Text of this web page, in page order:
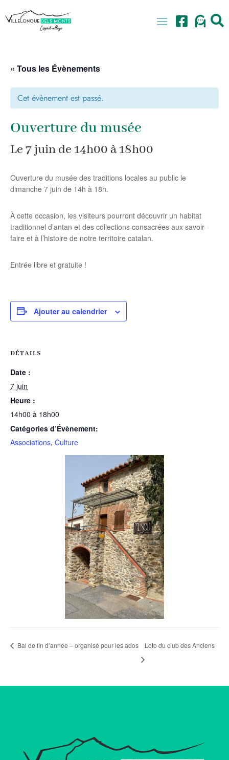
to
content
« Tous les Évènements
Cet évènement est passé.
Ouverture du musée
Le7 juin de 14h00à18h00
Ouverture du musée des traditions locales au public le
dimanche 7 juin de 14h à 18h.
À cette occasion, les visiteurs pourront découvrir un habitat
traditionnel d’antan et des collections consacrées aux savoir-
faire et à l’histoire de notre territoire catalan.
Entrée libre et gratuite !
Ajouter au calendrier
DÉTAILS
Date :
7 juin
Heure :
14h00 à 18h00
Catégories d’Évènement:
Associations, Culture
Bal de fin d’année – organisé pour les ados Loto du club des Anciens